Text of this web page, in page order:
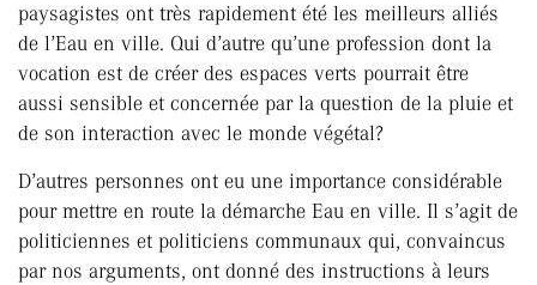
paysagistes ont très rapidement été les meilleurs alliés
de l’Eau en ville. Qui d’autre qu’une profession dont la
vocation est de créer des espaces verts pourrait être
aussi sensible et concernée par la question de la pluie et
de son interaction avec le monde végétal?
D’autres personnes ont eu une importance considérable
pour mettre en route la démarche Eau en ville. Il s’agit de
politiciennes et politiciens communaux qui, convaincus
par nos arguments, ont donné des instructions à leurs